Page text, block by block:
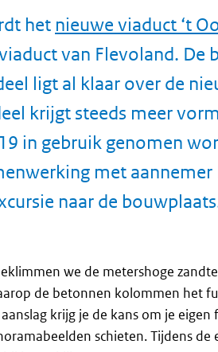
het nieuwe viaduct ‘t
van Flevoland. De
ligt al klaar over de
krijgt steeds meer
in gebruik genomen
met aannemer
naar de
we de metershoge
de betonnen kolommen het
krijg je de kans om je
schieten. Tijdens de